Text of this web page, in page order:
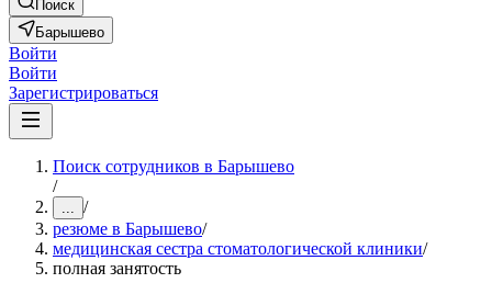
Поиск
Барышево
Войти
Войти
Зарегистрироваться
Поиск сотрудников в Барышево
/
... /
резюме в Барышево/
медицинская сестра стоматологической клиники/
полная занятость